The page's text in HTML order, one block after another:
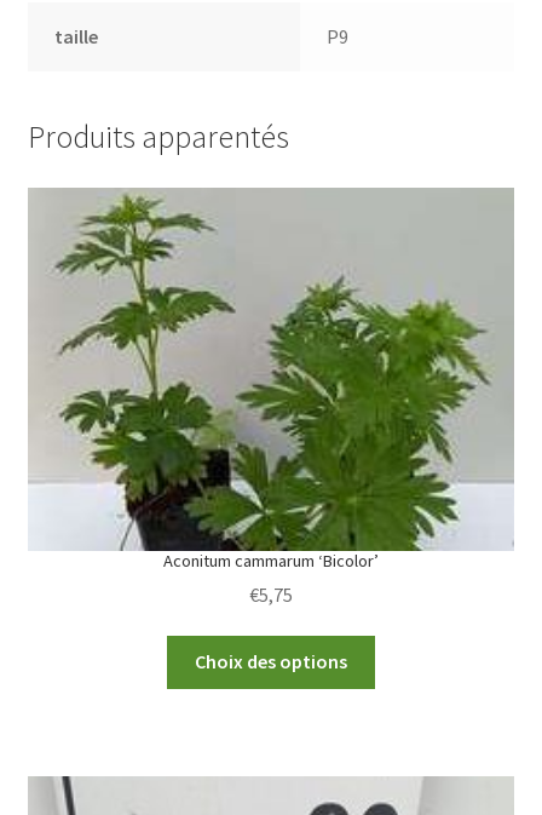
taille P9
Produits apparentés
Aconitum cammarum ‘Bicolor’
€5,75
Choix des options
The